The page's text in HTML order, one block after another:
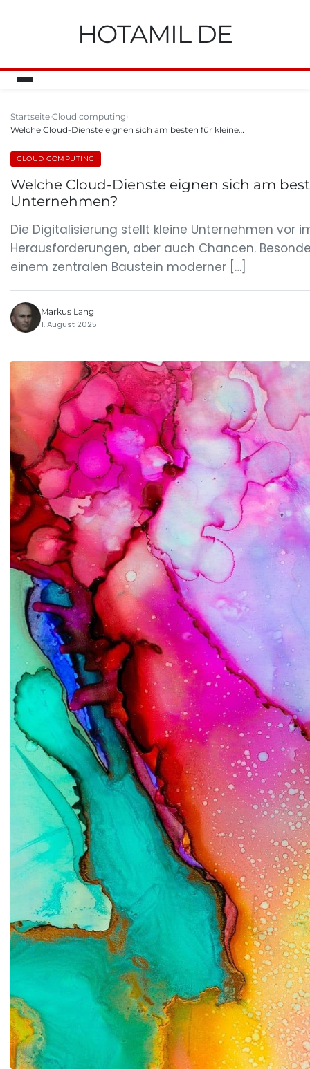
HOTAMIL DE
Startseite Cloud computing
Welche Cloud-Dienste eignen sich am besten für kleine…
CLOUD COMPUTING
Welche Cloud-Dienste eignen sich am
Unternehmen?
Die Digitalisierung stellt kleine Unternehmen vor
Herausforderungen, aber auch Chancen.
einem zentralen Baustein moderner […]
Markus Lang
1. August 2025